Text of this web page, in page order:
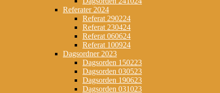
Referater 2024
Referat 290224
Referat 230424
Referat 060624
Referat 100924
Dagsordner 2023
Dagsorden 150223
Dagsorden 030523
Dagsorden 190623
Dagsorden 031023